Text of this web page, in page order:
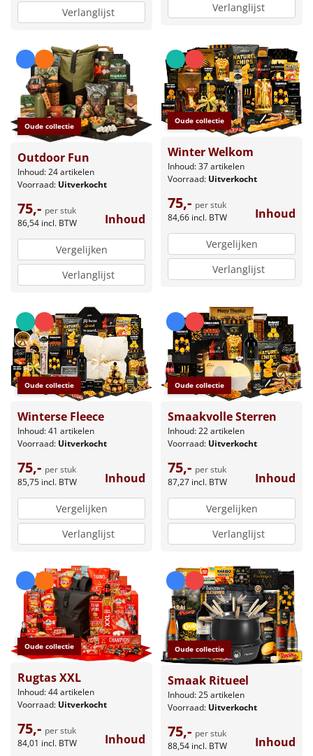
Verlanglijst
Verlanglijst
Oude collectie
Outdoor Fun
Inhoud: 24 artikelen
Voorraad: Uitverkocht
75,- per stuk
86,54 incl. BTW Inhoud
Vergelijken
Verlanglijst
Oude collectie
Winter Welkom
Inhoud: 37 artikelen
Voorraad: Uitverkocht
75,- per stuk
84,66 incl. BTW Inhoud
Vergelijken
Verlanglijst
Oude collectie
Winterse Fleece
Inhoud: 41 artikelen
Voorraad: Uitverkocht
75,- per stuk
85,75 incl. BTW Inhoud
Vergelijken
Verlanglijst
Oude collectie
Smaakvolle Sterren
Inhoud: 22 artikelen
Voorraad: Uitverkocht
75,- per stuk
87,27 incl. BTW Inhoud
Vergelijken
Verlanglijst
Oude collectie
Rugtas XXL
Inhoud: 44 artikelen
Voorraad: Uitverkocht
75,- per stuk
84,01 incl. BTW Inhoud
Oude collectie
Smaak Ritueel
Inhoud: 25 artikelen
Voorraad: Uitverkocht
75,- per stuk
88,54 incl. BTW Inhoud